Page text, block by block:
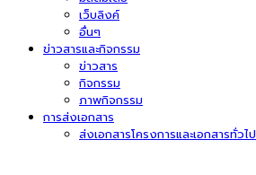
เว็บลิงค์
อื่นๆ
ข่าวสารและกิจกรรม
ข่าวสาร
กิจกรรม
ภาพกิจกรรม
การส่งเอกสาร
ส่งเอกสารโครงการและเอกสารทั่วไป